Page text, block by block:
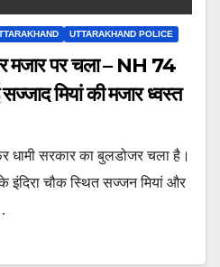
UTTARAKHAND POLICE
मजार पर चला – NH 74
मियां की मजार ध्वस्त
धामी सरकार का बुलडोजर चला है।
इंदिरा चौक स्थित सज्जन मियां और